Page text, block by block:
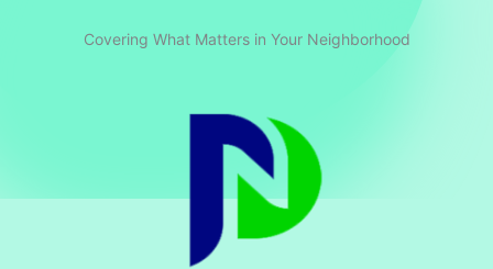
Covering What Matters in Your Neighborhood